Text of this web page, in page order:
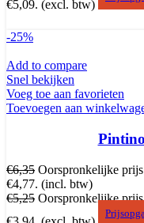
€5,09. (excl. btw)
-25%
Add to compare
Snel bekijken
Voeg toe aan favorieten
Toevoegen aan
€6,35 Oorspronkelijke
€4,77. (incl. btw)
€5,25 Oorspronkelijke